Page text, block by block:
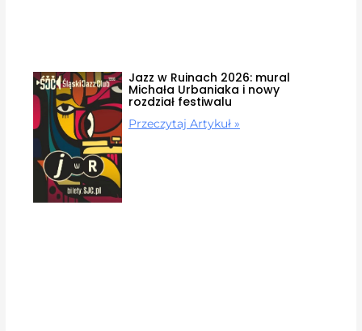
Jazz w Ruinach 2026: mural
Michała Urbaniaka i nowy
rozdział festiwalu
Przeczytaj Artykuł »